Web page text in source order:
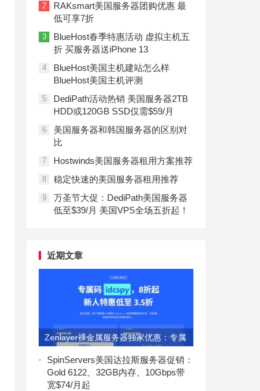
2
RAKsmart美国服务器团购优惠 最
低可享7折
3
BlueHost春季特惠活动 虚拟主机五
折 买服务器送iPhone 13
4
BlueHost美国主机建站怎么样
BlueHost美国主机评测
5
DediPath活动热销 美国服务器2TB
HDD或120GB SSD仅需$59/月
6
美国服务器和韩国服务器的区别对
比
7 Hostwinds美国服务器租用方案推荐
8 稳定快速的美国服务器租用推荐
9
万圣节大促：DediPath美国服务器
低至$39/月 美国VPS全场五折起！
近期文章
Zenlayer裸金属服务器独家优惠：专属
码idcspy享8折
SpinServers美国达拉斯服务器促销：
Gold 6122、32GB内存、10Gbps带
宽$74/月起